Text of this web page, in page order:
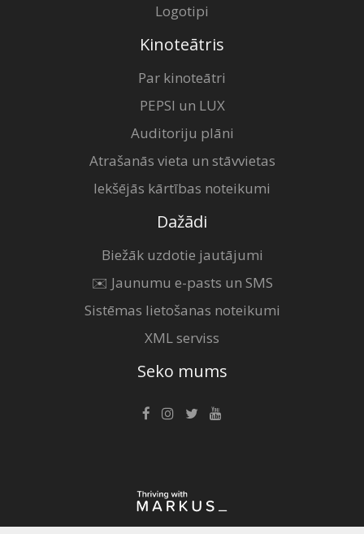
Logotipi
Kinoteātris
Par kinoteātri
PEPSI un LUX
Auditoriju plāni
Atrašanās vieta un stāvvietas
Iekšējās kārtības noteikumi
Dažādi
Biežāk uzdotie jautājumi
✉️ Jaunumu e-pasts un SMS
Sistēmas lietošanas noteikumi
XML serviss
Seko mums